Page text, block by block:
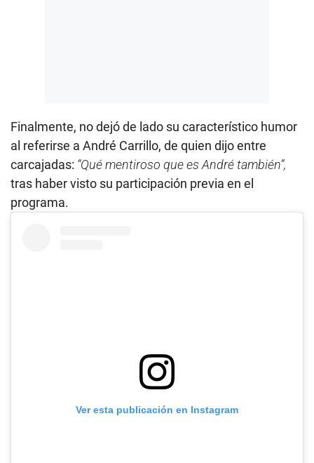
Finalmente, no dejó de lado su característico humor
al referirse a André Carrillo, de quien dijo entre
carcajadas: “Qué mentiroso que es André también”,
tras haber visto su participación previa en el
programa.
Ver esta publicación en Instagram